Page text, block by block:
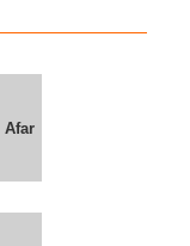
Afar